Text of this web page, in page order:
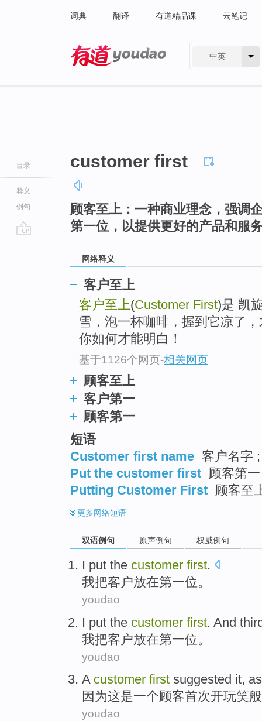
词典 翻译 有道精品课 云笔记
中英
目录
释义
例句
customer first
顾客至上：一种商业理念，强调
第一位，以提供更好的产品和服
网络释义
客户至上
客户至上(Customer First)是 凯
雪，泡一杯咖啡，握到它凉了
你如何才能明白！
基于1126个网页-相关网页
顾客至上
客户第一
顾客第一
短语
Customer first name 客户名字
Put the customer first 顾客第一
Putting Customer First 顾客至
更多网络短语
双语例句 原声例句 权威例句
I put the customer first.
我把客户放在第一位。
youdao
I put the customer first. And
我把客户放在第一位。
youdao
A customer first suggested it,
因为这是一个顾客首次开玩笑般
youdao